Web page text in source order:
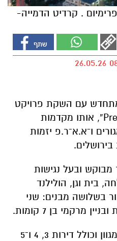
. קרדיט הדמייה-
מתחדש עם השקת פרויקט
, אותו מקדמות
ו־א.א־ר.פ יזמות
ובעל נגישות
בית וגן, הולילנד
יחידות דיור בשלושה מבנים: שני
תמהיל הדירות בפרויקט מגוון וכולל דירות 3, 4 ו־5